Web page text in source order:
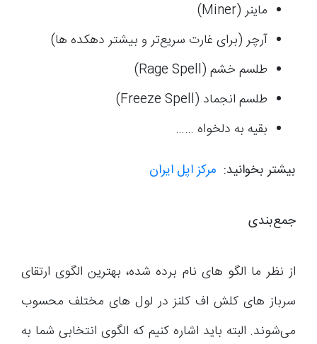
ماینر (Miner)
آرچر (برای غارت سریع‌تر و بیشتر دهکده ها)
طلسم خشم (Rage Spell)
طلسم انجماد (Freeze Spell)
بقیه به دلخواه ……
بیشتر بخوانید: مرکز اپل ایران
جمع‌بندی
از نظر ما الگو های نام برده شده، بهترین الگوی ارتقای
سرباز های کلش اف کلنز در لول های مختلف محسوب
می‌شوند. البته باید اشاره کنیم که الگوی انتخابی شما به